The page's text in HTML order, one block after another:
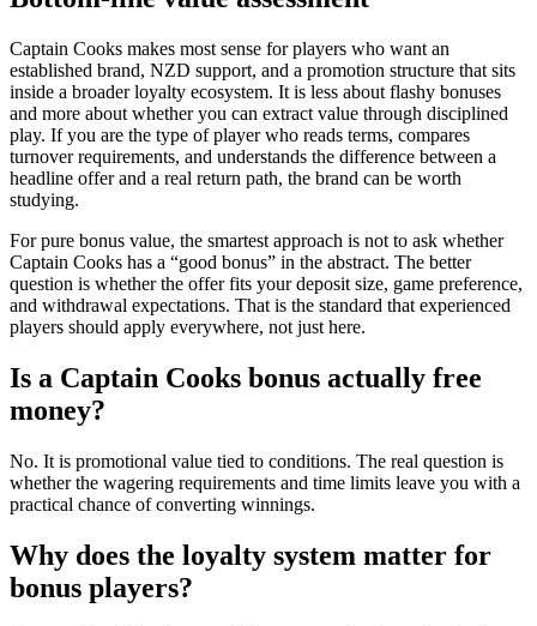
Captain Cooks makes most sense for players who want an
established brand, NZD support, and a promotion structure that sits
inside a broader loyalty ecosystem. It is less about flashy bonuses
and more about whether you can extract value through disciplined
play. If you are the type of player who reads terms, compares
turnover requirements, and understands the difference between a
headline offer and a real return path, the brand can be worth
studying.
For pure bonus value, the smartest approach is not to ask whether
Captain Cooks has a “good bonus” in the abstract. The better
question is whether the offer fits your deposit size, game preference,
and withdrawal expectations. That is the standard that experienced
players should apply everywhere, not just here.
Is a Captain Cooks bonus actually free
money?
No. It is promotional value tied to conditions. The real question is
whether the wagering requirements and time limits leave you with a
practical chance of converting winnings.
Why does the loyalty system matter for
bonus players?